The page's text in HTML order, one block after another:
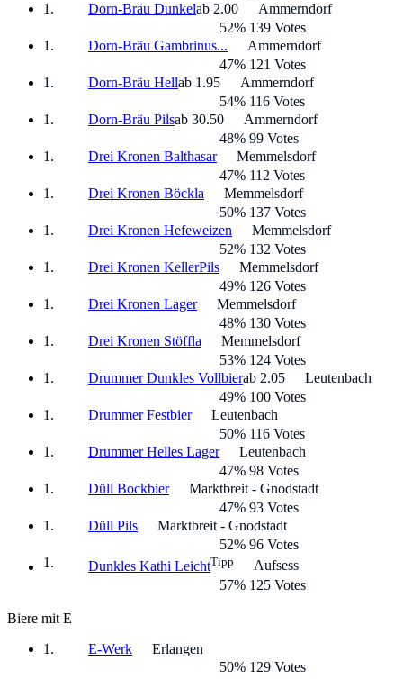
Dorn-Bräu Dunkelab 2.00
Ammerndorf
52% 139 Votes
Dorn-Bräu Gambrinus...
Ammerndorf
47% 121 Votes
Dorn-Bräu Hellab 1.95
Ammerndorf
54% 116 Votes
Dorn-Bräu Pilsab 30.50
Ammerndorf
48% 99 Votes
Drei Kronen Balthasar
Memmelsdorf
47% 112 Votes
Drei Kronen Böckla
Memmelsdorf
50% 137 Votes
Drei Kronen Hefeweizen
Memmelsdorf
52% 132 Votes
Drei Kronen KellerPils
Memmelsdorf
49% 126 Votes
Drei Kronen Lager
Memmelsdorf
48% 130 Votes
Drei Kronen Stöffla
Memmelsdorf
53% 124 Votes
Drummer Dunkles Vollbierab 2.05
Leutenbach
49% 100 Votes
Drummer Festbier
Leutenbach
50% 116 Votes
Drummer Helles Lager
Leutenbach
47% 98 Votes
Düll Bockbier
Marktbreit - Gnodstadt
47% 93 Votes
Düll Pils
Marktbreit - Gnodstadt
52% 96 Votes
Dunkles Kathi LeichtTipp
Aufsess
57% 125 Votes
Biere mit E
E-Werk
Erlangen
50% 129 Votes